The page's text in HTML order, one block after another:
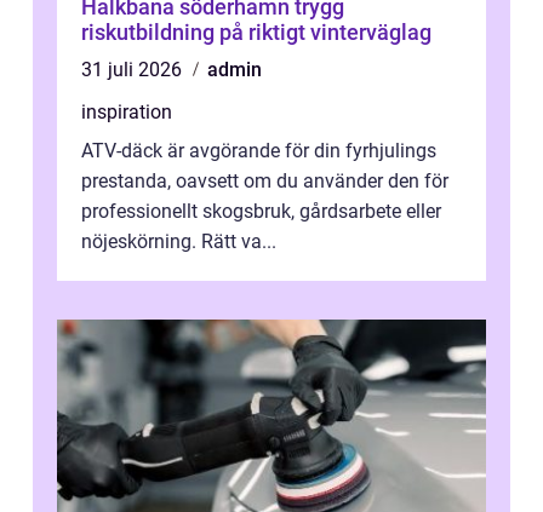
Halkbana söderhamn trygg
riskutbildning på riktigt vinterväglag
31 juli 2026
admin
inspiration
ATV-däck är avgörande för din fyrhjulings
prestanda, oavsett om du använder den för
professionellt skogsbruk, gårdsarbete eller
nöjeskörning. Rätt va...